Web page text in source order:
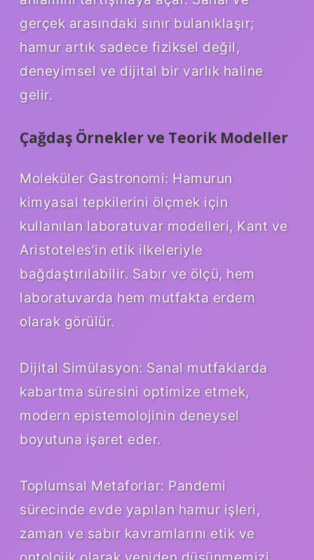
gerçek arasındaki sınır bulanıklaşır;
hamur artık sadece fiziksel değil,
deneyimsel ve dijital bir varlık haline
gelir.
Çağdaş Örnekler ve Teorik Modeller
Moleküler Gastronomi: Hamurun
kimyasal tepkilerini ölçmek için
kullanılan laboratuvar modelleri, Kant ve
Aristoteles’in etik ilkeleriyle
bağdaştırılabilir. Sabır ve ölçü, hem
laboratuvarda hem mutfakta erdem
olarak görülür.
Dijital Simülasyon: Sanal mutfaklarda
kabartma süresini optimize etmek,
modern epistemolojinin deneysel
boyutuna işaret eder.
Toplumsal Metaforlar: Pandemi
sürecinde evde yapılan hamur işleri,
zaman ve sabır kavramlarını etik ve